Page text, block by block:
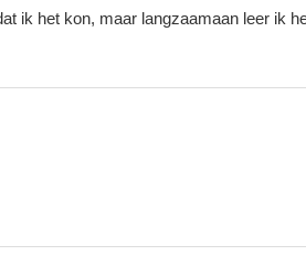
ik het kon, maar langzaamaan leer ik